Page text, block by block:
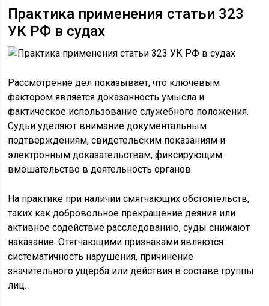
Практика применения статьи 323
УК РФ в судах
Рассмотрение дел показывает, что ключевым
фактором является доказанность умысла и
фактическое использование служебного положения.
Судьи уделяют внимание документальным
подтверждениям, свидетельским показаниям и
электронным доказательствам, фиксирующим
вмешательство в деятельность органов.
На практике при наличии смягчающих обстоятельств,
таких как добровольное прекращение деяния или
активное содействие расследованию, суды снижают
наказание. Отягчающими признаками являются
систематичность нарушения, причинение
значительного ущерба или действия в составе группы
лиц.